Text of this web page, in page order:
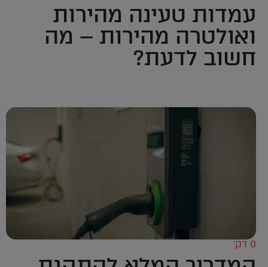
עמדות טעינה מהירות
ואולטרה מהירות – מה
חשוב לדעת?
0 דק’